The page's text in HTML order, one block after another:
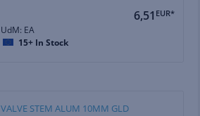
6,51 EUR*
UdM: EA
15+ In Stock
VALVE STEM ALUM 10MM GLD